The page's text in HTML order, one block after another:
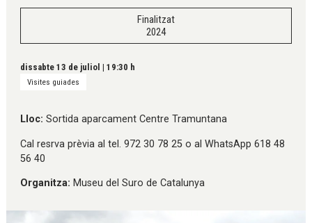
Finalitzat
2024
dissabte 13 de juliol | 19:30 h
Visites guiades
Lloc: Sortida aparcament Centre Tramuntana
Cal resrva prèvia al tel. 972 30 78 25 o al WhatsApp 618 48
56 40
Organitza: Museu del Suro de Catalunya